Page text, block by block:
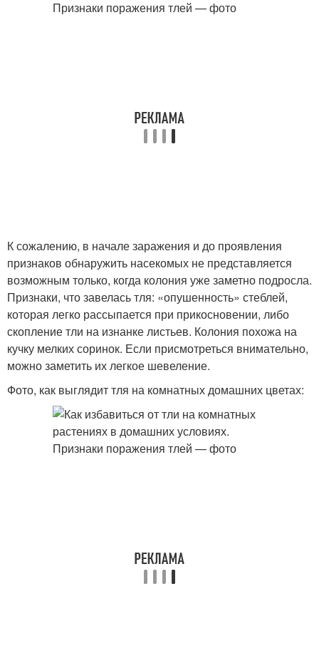
К сожалению, в начале заражения и до проявления
признаков обнаружить насекомых не представляется
возможным только, когда колония уже заметно подросла.
Признаки, что завелась тля: «опушенность» стеблей,
которая легко рассыпается при прикосновении, либо
скопление тли на изнанке листьев. Колония похожа на
кучку мелких соринок. Если присмотреться внимательно,
можно заметить их легкое шевеление.
Фото, как выглядит тля на комнатных домашних цветах: